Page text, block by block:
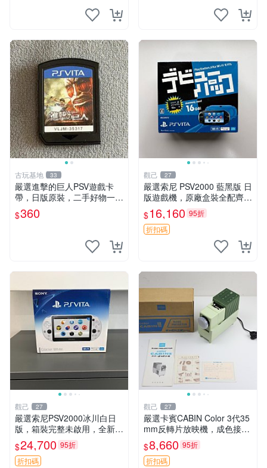
古玩基地 33
嚴選進擊的巨人PSV遊戲卡
帶，日版原裝，二手好物一口
價，支持批量優惠 進擊的巨
人 PSV 日版 卡帶 游戲機配件
$360
觀己 27
嚴選索尼 PSV2000 藍黑版 日
版遊戲機，原廠盒裝全配齊，
近乎全新狀態，中古精品值得
收藏 PSV2000 日版 游戲機
紅包裝
$16,160 95折
折扣碼
觀己 27
嚴選索尼PSV2000冰川白日
版，箱裝完整未啟用，全新如
初體驗電子新品推薦遊戲掌機
嚴選收藏 psv2000 日版 新三
色冰川 白 新品 掌上遊戲機
$24,700 95折
折扣碼
觀己 27
嚴選卡賓CABIN Color 3代35
mm反轉片放映機，成色接近
全新，隨附原裝說明書與包裝
盒，支持110V電源 反轉片放
映機 CABIN Color
$8,660 95折
折扣碼